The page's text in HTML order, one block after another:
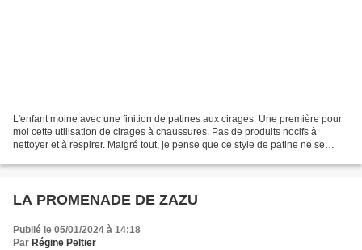
L'enfant moine avec une finition de patines aux cirages. Une première pour
moi cette utilisation de cirages à chaussures. Pas de produits nocifs à
nettoyer et à respirer. Malgré tout, je pense que ce style de patine ne se
LA PROMENADE DE ZAZU
Publié le 05/01/2024 à 14:18
Par Régine Peltier